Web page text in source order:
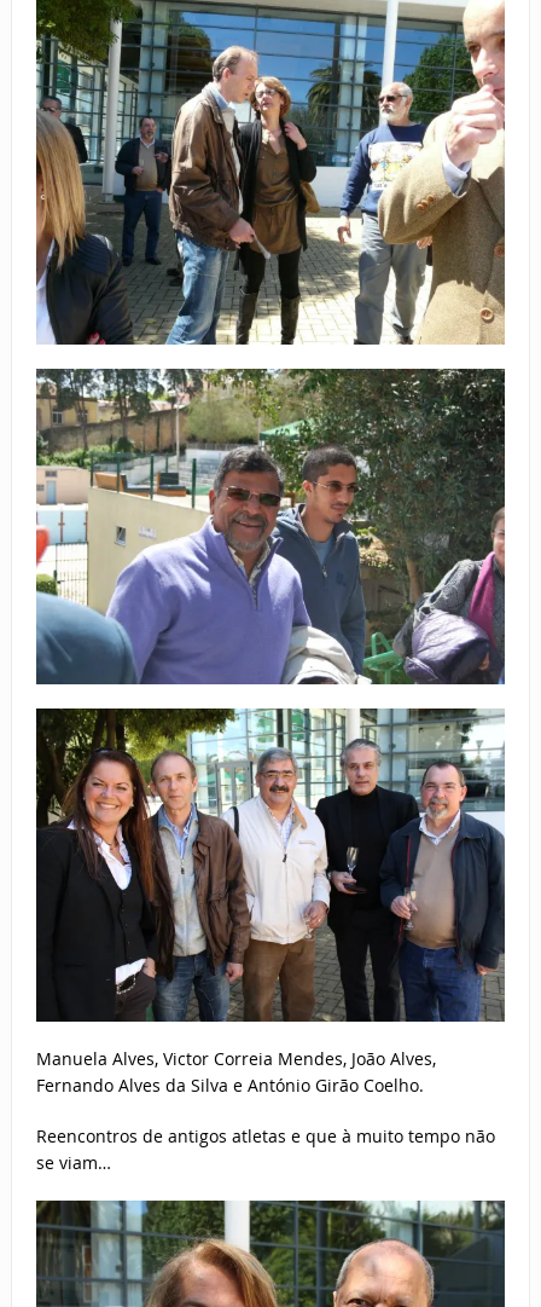
Manuela Alves, Victor Correia Mendes, João Alves,
Fernando Alves da Silva e António Girão Coelho.
Reencontros de antigos atletas e que à muito tempo não
se viam…